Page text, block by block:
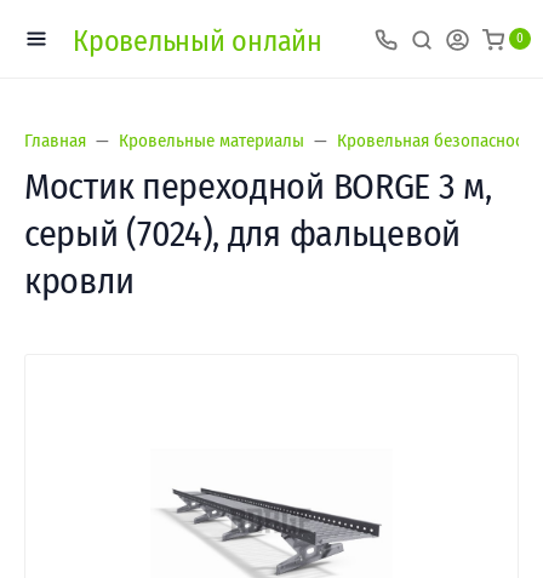
Кровельный онлайн 0
Главная Кровельные материалы Кровельная безопасность
Мостик переходной BORGE 3 м,
серый (7024), для фальцевой
кровли